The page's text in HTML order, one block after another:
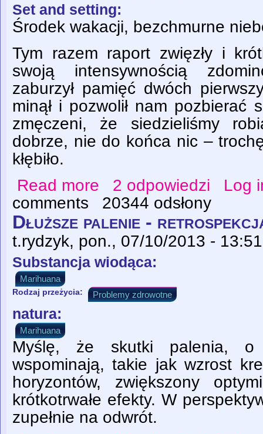
Set and setting:
Środek wakacji, bezchmurne
Tym razem raport zwięzły i
swoją intensywnością
zaburzył pamięć dwóch
minął i pozwolił nam pozbierać
zmęczeni, że siedzieliśmy
dobrze, nie do końca nic –
kłębiło.
Read more about Ktoś kiedyś będzie stąpał po
2 odpowiedzi
Log
comments
20344 odsłony
Dłuższe palenie -
t.rydzyk, pon., 07/10/2013 - 13:51
Substancja wiodąca:
Marihuana
Rodzaj przeżycia: Problemy zdrowotne
natura:
Marihuana
Myślę, że skutki palenia, o
wspominają, takie jak wzrost
horyzontów, zwiększony
krótkotrwałe efekty. W
zupełnie na odwrót.